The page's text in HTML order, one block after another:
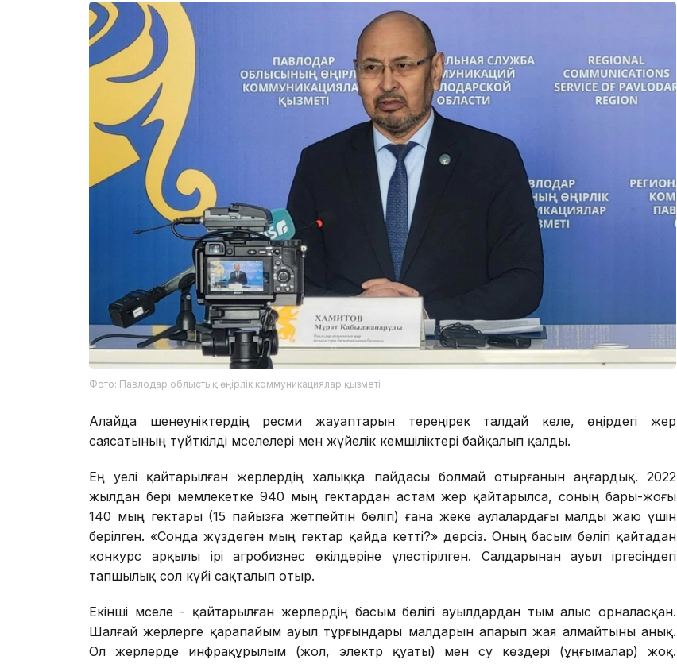
Фото: Павлодар облыстық өңірлік коммуникациялар қызметі
Алайда шенеуніктердің ресми жауаптарын тереңірек талдай келе, өңірдегі жер
саясатының түйткілді мәселелері мен жүйелік кемшіліктері байқалып қалды.
Ең әуелі қайтарылған жерлердің халыққа пайдасы болмай отырғанын аңғардық. 2022
жылдан бері мемлекетке 940 мың гектардан астам жер қайтарылса, соның бары-жоғы
140 мың гектары (15 пайызға жетпейтін бөлігі) ғана жеке аулалардағы малды жаю үшін
берілген. «Сонда жүздеген мың гектар қайда кетті?» дерсіз. Оның басым бөлігі қайтадан
конкурс арқылы ірі агробизнес өкілдеріне үлестірілген. Салдарынан ауыл іргесіндегі
тапшылық сол күйі сақталып отыр.
Екінші мәселе - қайтарылған жерлердің басым бөлігі ауылдардан тым алыс орналасқан.
Шалғай жерлерге қарапайым ауыл тұрғындары малдарын апарып жая алмайтыны анық.
Ол жерлерде инфрақұрылым (жол, электр қуаты) мен су көздері (ұңғымалар) жоқ.